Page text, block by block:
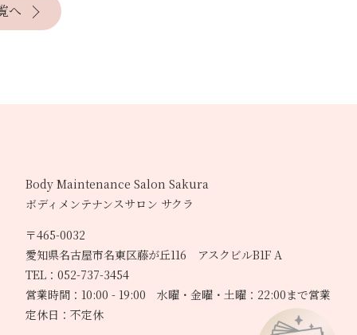
へ
Body Maintenance Salon Sakura
ボディメンテナンスサロン サクラ
〒465-0032
愛知県名古屋市名東区藤が丘116 アスクビルB1F A
TEL：052-737-3454
営業時間：10:00 - 19:00 水曜・金曜・土曜：22:00まで営業
定休日：不定休